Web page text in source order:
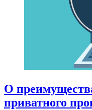
О
приватного